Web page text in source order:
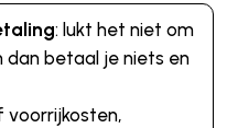
: lukt het niet om
betaal je niets en
voorrijkosten,